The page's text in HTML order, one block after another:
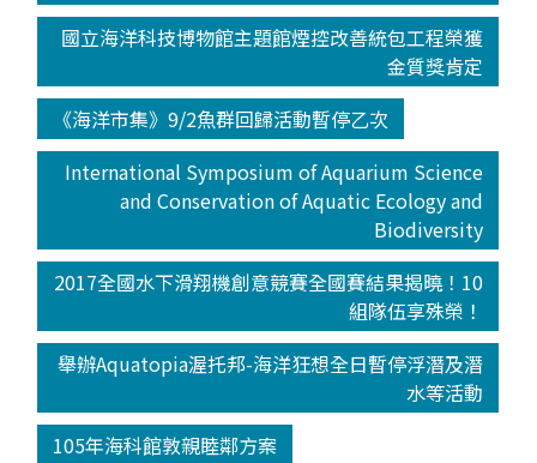
國立海洋科技博物館主題館煙控改善統包工程榮獲
金質獎肯定
《海洋市集》9/2魚群回歸活動暫停乙次
International Symposium of Aquarium Science
and Conservation of Aquatic Ecology and
Biodiversity
2017全國水下滑翔機創意競賽全國賽結果揭曉！10
組隊伍享殊榮！
舉辦Aquatopia渥托邦-海洋狂想全日暫停浮潛及潛
水等活動
105年海科館敦親睦鄰方案